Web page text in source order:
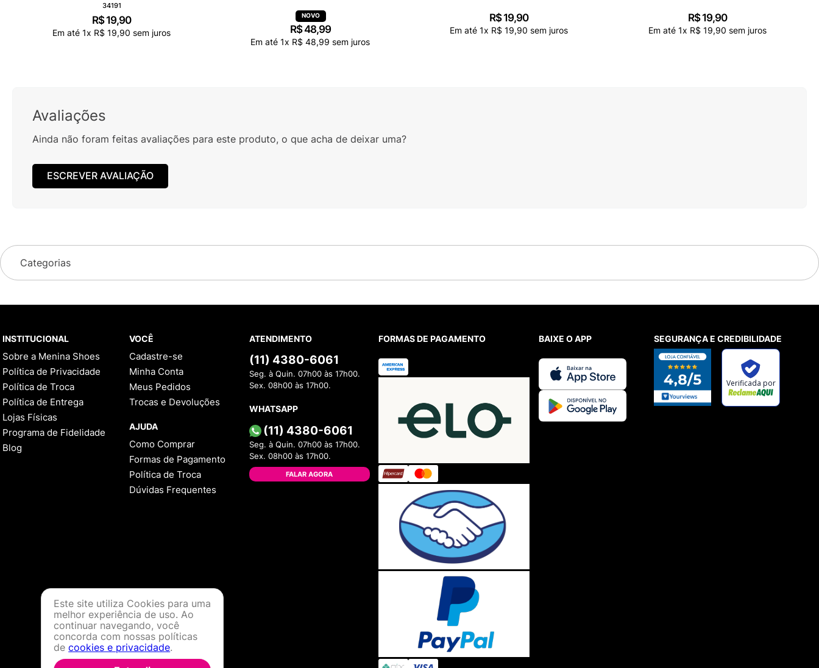
34191
R$ 19,90
Em até 1x R$ 19,90 sem juros R$48,99
Em até 1x R$ 48,99 sem juros
R$ 19,90
Em até 1x R$ 19,90 sem juros
R$ 19,90
Em até 1x R$ 19,90 sem juros
Avaliações
Ainda não foram feitas avaliações para este produto, o que acha de deixar uma?
ESCREVER AVALIAÇÃO
Categorias
INSTITUCIONAL
Sobre a Menina Shoes
Política de Privacidade
Política de Troca
Política de Entrega
Lojas Físicas
Programa de Fidelidade
Blog
VOCÊ
Cadastre-se
Minha Conta
Meus Pedidos
Trocas e Devoluções
AJUDA
Como Comprar
Formas de Pagamento
Política de Troca
Dúvidas Frequentes
ATENDIMENTO
(11) 4380-6061
Seg. à Quin. 07h00 às 17h00.
Sex. 08h00 às 17h00.
WHATSAPP
(11) 4380-6061
Seg. à Quin. 07h00 às 17h00.
Sex. 08h00 às 17h00.
FALAR AGORA
FORMAS DE PAGAMENTO BAIXE O APP SEGURANÇA E CREDIBILIDADE
Este site utiliza Cookies para uma
melhor experiência de uso. Ao
continuar navegando, você
concorda com nossas políticas
decookies e privacidade.